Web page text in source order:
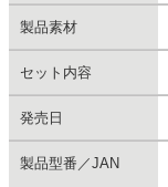
製品素材
セット内容
発売日
製品型番／JAN